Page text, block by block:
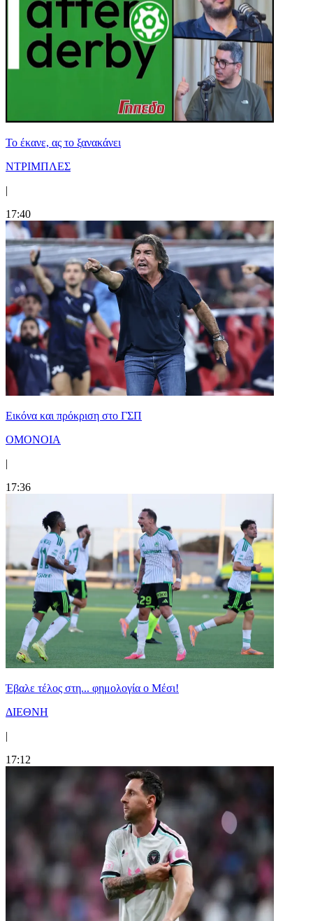
Το έκανε, ας το ξανακάνει
ΝΤΡΙΜΠΛΕΣ
|
17:40
Εικόνα και πρόκριση στο ΓΣΠ
ΟΜΟΝΟΙΑ
|
17:36
Έβαλε τέλος στη... φημολογία o Μέσι!
ΔΙΕΘΝΗ
|
17:12